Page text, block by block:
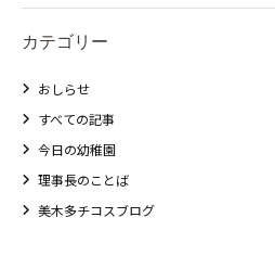
カテゴリー
おしらせ
すべての記事
今日の幼稚園
理事長のことば
美木多チコスブログ
美⽊多チコス
美⽊多チコスブログ
未就園児クラス
0歳親子登園［マカロンクラス ]